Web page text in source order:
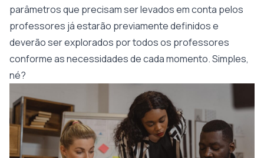
parâmetros que precisam ser levados em conta pelos
professores já estarão previamente definidos e
deverão ser explorados por todos os professores
conforme as necessidades de cada momento. Simples,
né?